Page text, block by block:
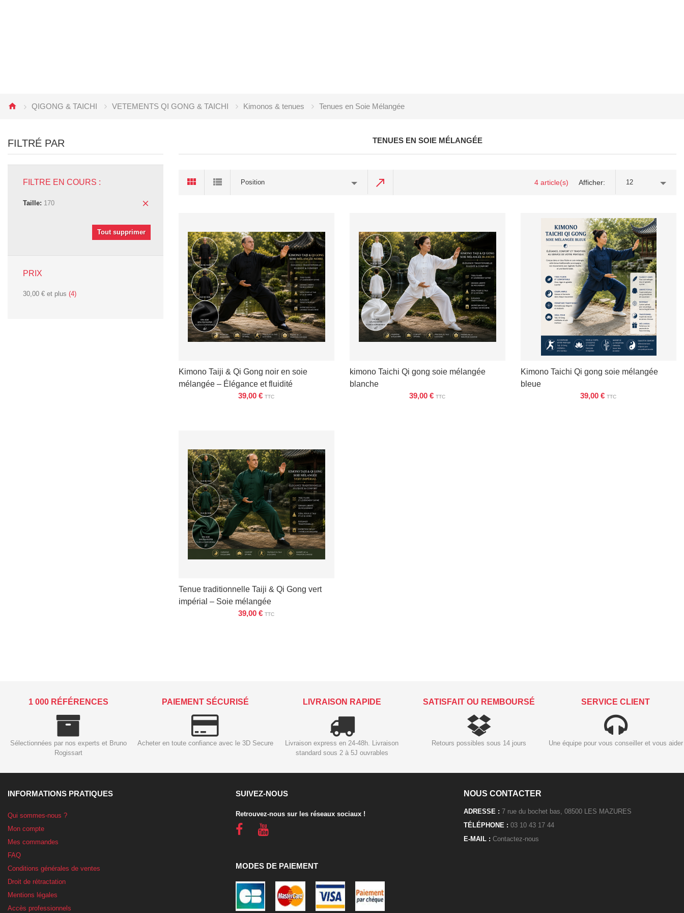
QIGONG & TAICHI VETEMENTS QI GONG & TAICHI Kimonos & tenues Tenues en Soie Mélangée
TENUES EN SOIE MÉLANGÉE
Position 4 article(s) Afficher 12
Kimono Taiji & Qi Gong noir en soie
mélangée – Élégance et fluidité
39,00 € TTC
kimono Taichi Qi gong soie mélangée
blanche
39,00 € TTC
Kimono Taichi Qi gong soie mélangée
bleue
39,00 € TTC
Tenue traditionnelle Taiji & Qi Gong vert
impérial – Soie mélangée
39,00 € TTC
FILTRÉ PAR
FILTRE EN COURS :
Taille: 170
Tout supprimer
PRIX
30,00 € et plus (4)
1 000 RÉFÉRENCES
Sélectionnées par nos experts et Bruno
Rogissart
PAIEMENT SÉCURISÉ
Acheter en toute confiance avec le 3D Secure
LIVRAISON RAPIDE
Livraison express en 24-48h. Livraison
standard sous 2 à 5J ouvrables
SATISFAIT OU REMBOURSÉ
Retours possibles sous 14 jours
SERVICE CLIENT
Une équipe pour vous conseiller et vous aider
INFORMATIONS PRATIQUES
Qui sommes-nous ?
Mon compte
Mes commandes
FAQ
Conditions générales de ventes
Droit de rétractation
Mentions légales
Accès professionnels
SUIVEZ-NOUS
Retrouvez-nous sur les réseaux sociaux !
MODES DE PAIEMENT
NOUS CONTACTER
ADRESSE : 7 rue du bochet bas, 08500 LES MAZURES
TÉLÉPHONE : 03 10 43 17 44
E-MAIL : Contactez-nous